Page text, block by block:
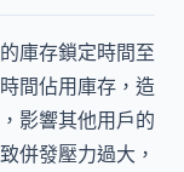
庫存鎖定時間至
間佔用庫存，造
影響其他用戶的
併發壓力過大，